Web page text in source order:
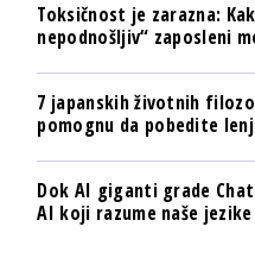
Toksičnost je zarazna:
nepodnošljiv“ zaposleni
7 japanskih životnih
pomognu da pobedite
Dok AI giganti grade
AI koji razume naše jezike